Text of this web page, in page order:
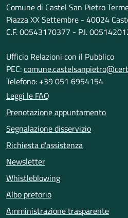
Comune di Castel San Pietro
Piazza XX Settembre - 40024
C.F. 00543170377 - P.I.
Ufficio Relazioni con il Pubblico
PEC:
Telefono: +39 051 6954154
Leggi le FAQ
Prenotazione appuntamento
Segnalazione disservizio
Richiesta d'assistenza
Newsletter
Whistleblowing
Albo pretorio
Amministrazione trasparente